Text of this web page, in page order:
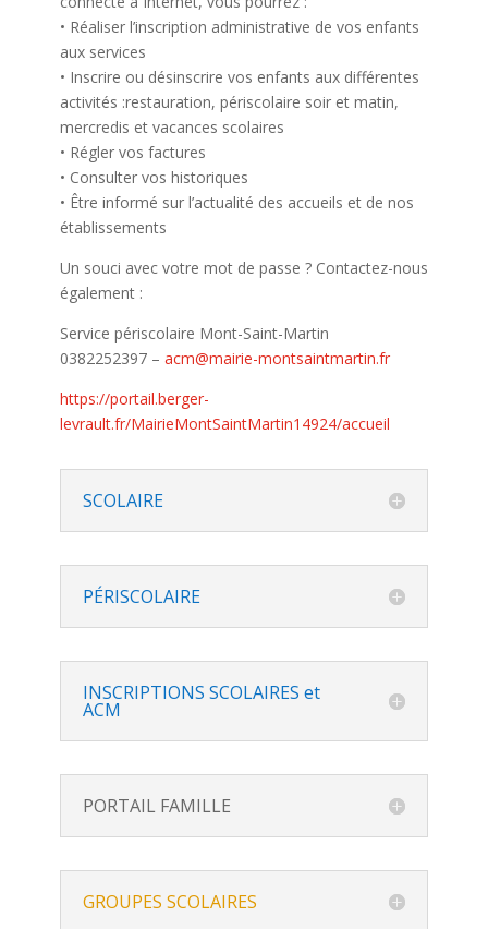
• Réaliser l’inscription administrative de vos enfants
aux services
• Inscrire ou désinscrire vos enfants aux différentes
activités :restauration, périscolaire soir et matin,
mercredis et vacances scolaires
• Régler vos factures
• Consulter vos historiques
• Être informé sur l’actualité des accueils et de nos
établissements
Un souci avec votre mot de passe ? Contactez-nous
également :
Service périscolaire Mont-Saint-Martin
0382252397 – acm@mairie-montsaintmartin.fr
https://portail.berger-
levrault.fr/MairieMontSaintMartin14924/accueil​
SCOLAIRE
PÉRISCOLAIRE
INSCRIPTIONS SCOLAIRES et
ACM
PORTAIL FAMILLE
GROUPES SCOLAIRES